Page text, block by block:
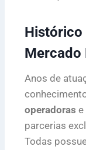
Histórico
Mercado
Anos de
operadoras e
parcerias
Todas